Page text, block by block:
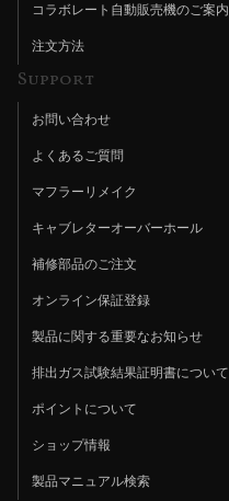
コラボレート自動販売機のご案内
注文方法
Support
お問い合わせ
よくあるご質問
マフラーリメイク
キャブレターオーバーホール
補修部品のご注文
オンライン保証登録
製品に関する重要なお知らせ
排出ガス試験結果証明書について
ポイントについて
ショップ情報
製品マニュアル検索